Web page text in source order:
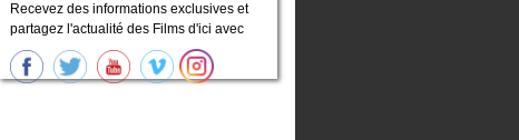
Recevez des informations exclusives et
partagez l'actualité des Films d'ici avec